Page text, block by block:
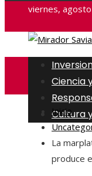
viernes,
Ciencia
Cultura
Inicio
La
produce